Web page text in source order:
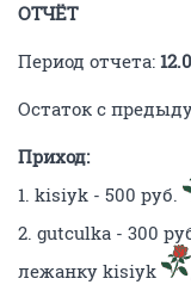
ОТЧЁТ
Период отчета:
Остаток с
Приход:
1. kisiyk - 500 руб.
2. gutculka - 300
лежанку kisiyk